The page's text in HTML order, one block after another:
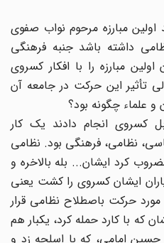
مبارزه‌ مرحوم نواب صفوی
داشته باشد جنبه‌ فرهنگی
مبارزه را با افکار کسروی
تأثیر این حرکت در جامعه‌ آن
چگونه بود؟
کسروی انجام دادند یک کار
نظامی، فرهنگی بود. نظامی
کرد ایشان... بله بالاخره و
ایشان کسروی را کشت یعنی
حرکت باصطلاح نظامی قرار
با کارد حمله کرد، یکبار هم
امامی، که با اسلحه زد و